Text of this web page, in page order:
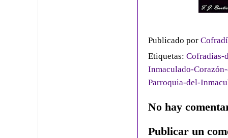
Publicado por
Etiquetas: Cofradías-
Inmaculado-
Parroquia-del-
No hay
Publicar un